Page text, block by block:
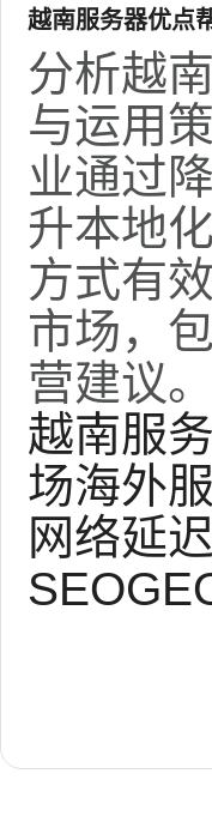
越南服务器优点
的运营策略
分析越
与运用
业通过
升本地
方式有
市场，
营建议。
越南服
场海外
网络延迟
SEO